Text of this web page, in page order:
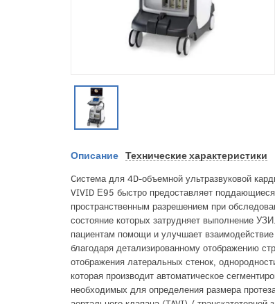
Описание Технические характеристики
Cистема для 4D-объемной ультразвуковой
VIVID Е95 быстро предоставляет
пространственным разрешением при
состояние которых затрудняет выполнение
пациентам помощи и улучшает
благодаря детализированному отображению
отображения латеральных стенок,
которая производит автоматическое
необходимых для определения размера